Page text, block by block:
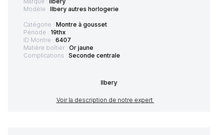
Modèle : Ilbery autres horlogerie
Catégorie : Montre à gousset
Période : 19thx
ID Montre : 6407
Matière boîtier : Or jaune
Complications : Seconde centrale
Ilbery
Voir la description de notre expert